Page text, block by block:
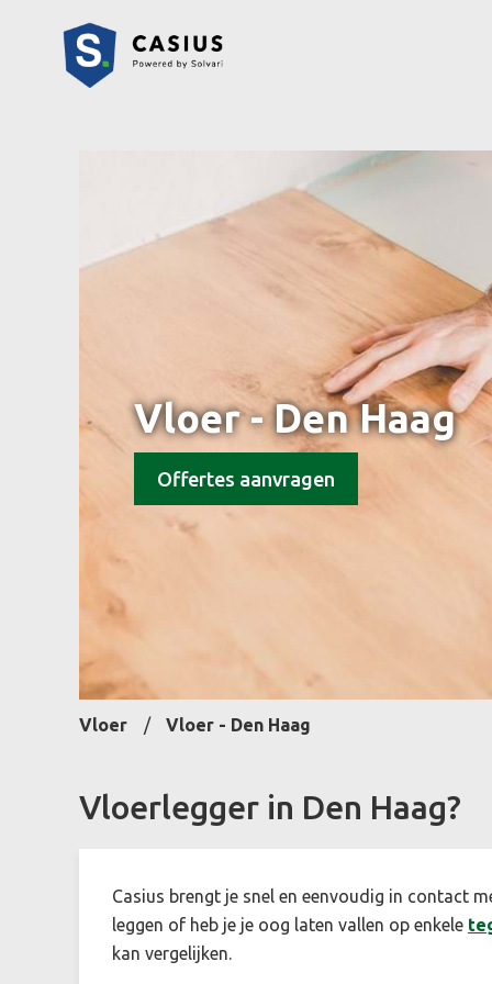
Vloer - Den Haag
Offertes aanvragen
Vloer Vloer - Den Haag
Vloerlegger in Den Haag?
Casius brengt je snel en eenvoudig in contact
leggen of heb je je oog laten vallen op enkele
kan vergelijken.